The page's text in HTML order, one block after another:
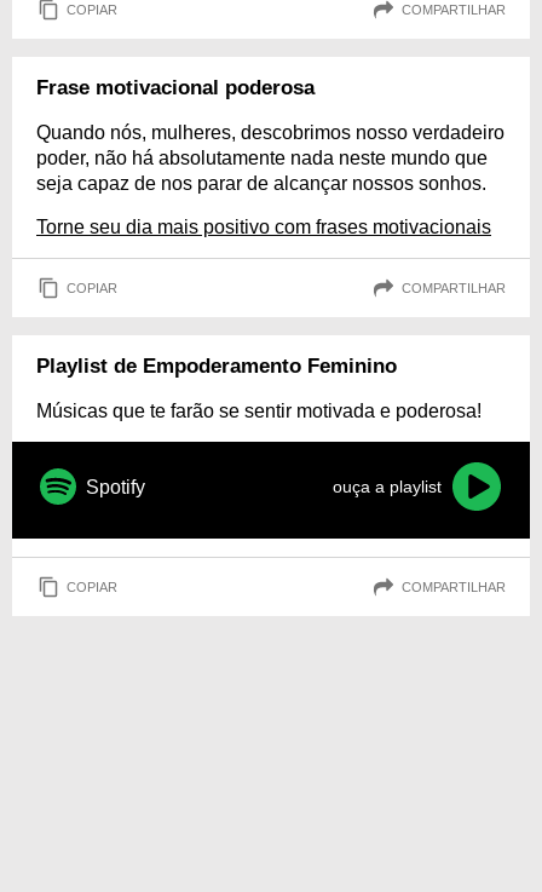
COPIAR COMPARTILHAR
Frase motivacional poderosa
Quando nós, mulheres, descobrimos nosso verdadeiro
poder, não há absolutamente nada neste mundo que
seja capaz de nos parar de alcançar nossos sonhos.
Torne seu dia mais positivo com frases motivacionais
COPIAR COMPARTILHAR
Playlist de Empoderamento Feminino
Músicas que te farão se sentir motivada e poderosa!
Spotify ouça a playlist
COPIAR COMPARTILHAR